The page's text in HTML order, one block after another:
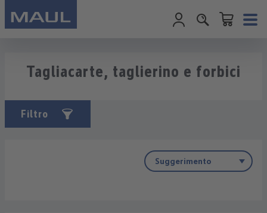
Il carrello
Tagliacarte, taglierino e forbici
Filtro